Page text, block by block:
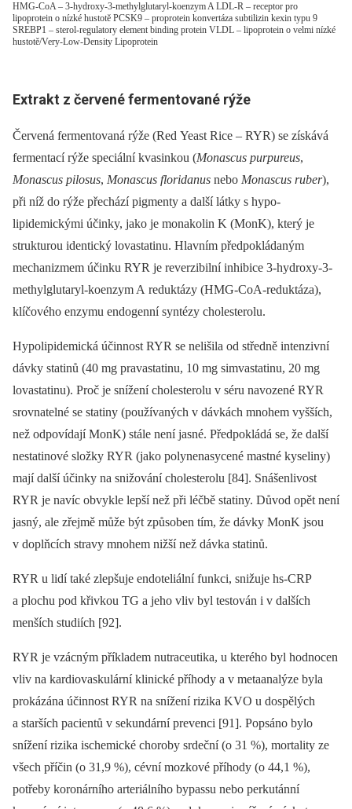
HMG-CoA – 3-hydroxy-3-methylglutaryl-koenzym A LDL-R – receptor pro
lipoprotein o nízké hustotě PCSK9 – proprotein konvertáza subtilizin kexin typu 9
SREBP1 – sterol-regulatory element binding protein VLDL – lipoprotein o velmi nízké
hustotě/Very-Low-Density Lipoprotein
Extrakt z červené fermentované rýže
Červená fermentovaná rýže (Red Yeast Rice –⁠ RYR) se získává
fermentací rýže speciální kvasinkou (Monascus purpureus,
Monascus pilosus, Monascus floridanus nebo Monascus ruber),
při níž do rýže přechází pigmenty a další látky s hypo­
lipidemickými účinky, jako je monakolin K (MonK), který je
strukturou identický lovastatinu. Hlavním předpokládaným
mechanizmem účinku RYR je reverzibilní inhibice 3-hydroxy-3-
methylglutaryl-koenzym A reduktázy (HMG-CoA-reduktáza),
klíčového enzymu endogenní syntézy cholesterolu.
Hypolipidemická účinnost RYR se nelišila od středně intenzivní
dávky statinů (40 mg pravastatinu, 10 mg simvastatinu, 20 mg
lovastatinu). Proč je snížení cholesterolu v séru navozené RYR
srovnatelné se statiny (používaných v dávkách mnohem vyšších,
než odpovídají MonK) stále není jasné. Předpokládá se, že další
nestatinové složky RYR (jako polynenasycené mastné kyseliny)
mají další účinky na snižování cholesterolu [84]. Snášenlivost
RYR je navíc obvykle lepší než při léčbě statiny. Důvod opět není
jasný, ale zřejmě může být způsoben tím, že dávky MonK jsou
v doplňcích stravy mnohem nižší než dávka statinů.
RYR u lidí také zlepšuje endoteliální funkci, snižuje hs-CRP
a plochu pod křivkou TG a jeho vliv byl testován i v dalších
menších studiích [92].
RYR je vzácným příkladem nutraceutika, u kterého byl hodnocen
vliv na kardiovaskulární klinické příhody a v metaanalýze byla
prokázána účinnost RYR na snížení rizika KVO u dospělých
a starších pacientů v sekundární prevenci [91]. Popsáno bylo
snížení rizika ischemické choroby srdeční (o 31 %), mortality ze
všech příčin (o 31,9 %), cévní mozkové příhody (o 44,1 %),
potřeby koronárního arteriálního bypassu nebo perkutánní